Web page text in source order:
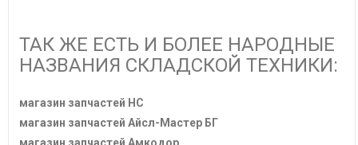
ТАК ЖЕ ЕСТЬ И БОЛЕЕ НАРОДНЫЕ
НАЗВАНИЯ СКЛАДСКОЙ ТЕХНИКИ:
магазин запчастей HC
магазин запчастей Айсл-Мастер БГ
магазин запчастей Амкодор